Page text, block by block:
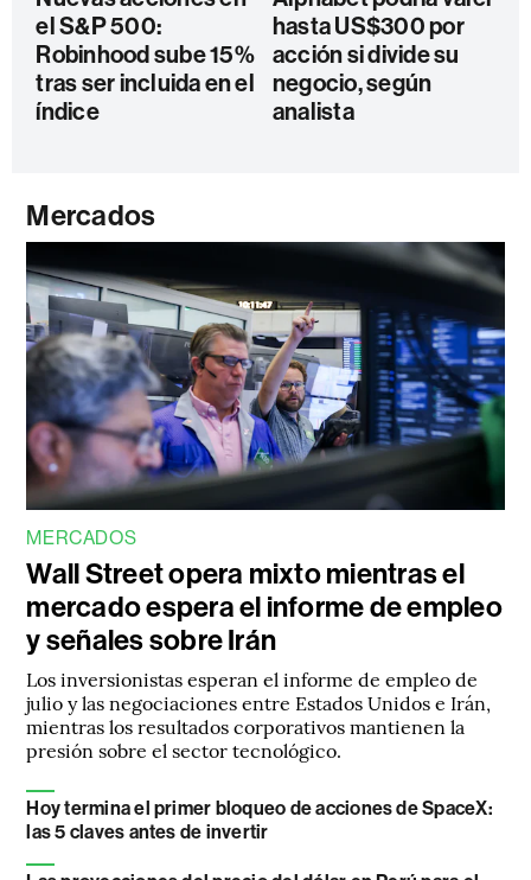
el S&P 500:
Robinhood sube 15%
tras ser incluida en el
índice
hasta US$300 por
acción si divide su
negocio, según
analista
Mercados
MERCADOS
Wall Street opera mixto mientras el
mercado espera el informe de empleo
y señales sobre Irán
Los inversionistas esperan el informe de empleo de
julio y las negociaciones entre Estados Unidos e Irán,
mientras los resultados corporativos mantienen la
presión sobre el sector tecnológico.
Hoy termina el primer bloqueo de acciones de SpaceX:
las 5 claves antes de invertir